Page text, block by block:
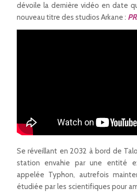
dévoile la dernière vidéo en date
nouveau titre des studios Arkane :
Se réveillant en 2032 à bord de
station envahie par une entité
appelée Typhon, autrefois
étudiée par les scientifiques pour